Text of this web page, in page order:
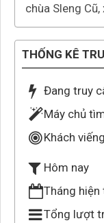
chùa Sleng
THỐNG KÊ
Đang truy
Máy chủ
Khách
Hôm nay
Tháng hiện
Tổng lượt